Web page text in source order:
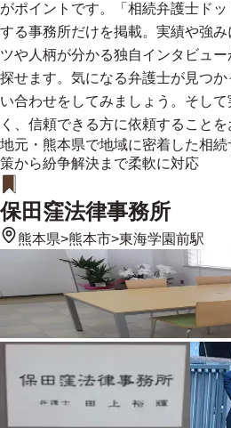
がポイントです。「相続弁護士ド
する事務所だけを掲載。実績や強
ツや人柄が分かる独自インタビュ
探せます。気になる弁護士が見つ
い合わせをしてみましょう。そし
く、信頼できる方に依頼することを
地元・熊本県で地域に密着した相
策から紛争解決まで柔軟に対応
保田窪法律事務所
熊本県>熊本市>東海学園前駅